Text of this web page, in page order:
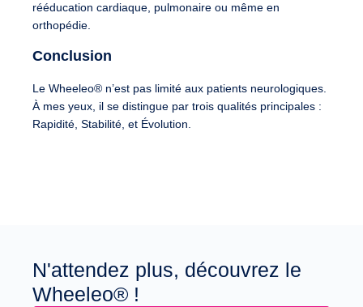
rééducation cardiaque, pulmonaire ou même en
orthopédie.
Conclusion
Le Wheeleo® n’est pas limité aux patients neurologiques.
À mes yeux, il se distingue par trois qualités principales :
Rapidité Stabilité , et Évolution
N'attendez plus, découvrez le
Wheeleo® !